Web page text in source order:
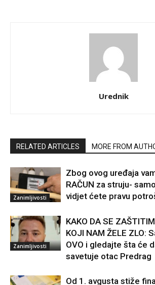
Urednik
RELATED ARTICLES MORE FROM
Zanimljivosti
Zbog ovog uređaja
RAČUN za struju-
vidjet ćete pravu
Zanimljivosti
KAKO DA SE
KOJI NAM ŽELE ZLO:
OVO i gledajte šta će
savetuje otac Predrag
Od 1. avgusta stiže